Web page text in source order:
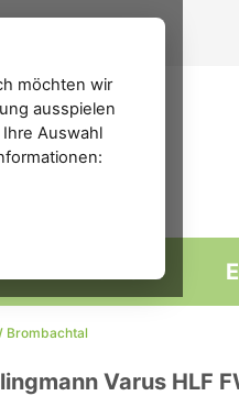
FORUM
Brombachtal
Varus HLF
möchten wir
ausspielen
Auswahl